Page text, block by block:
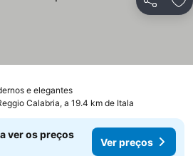
Partilhar
e elegantes
Calabria, a 19.4 km de Itala
ver os preços
Ver preços